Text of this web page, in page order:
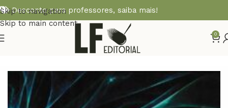
Skip to navigation
Skip to main content
Desconto para professores, saiba mais!
0
Início